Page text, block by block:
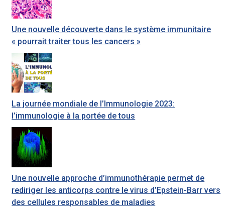
Une nouvelle découverte dans le système immunitaire
« pourrait traiter tous les cancers »
La journée mondiale de l’Immunologie 2023:
l’immunologie à la portée de tous
Une nouvelle approche d’immunothérapie permet de
rediriger les anticorps contre le virus d’Epstein-Barr vers
des cellules responsables de maladies